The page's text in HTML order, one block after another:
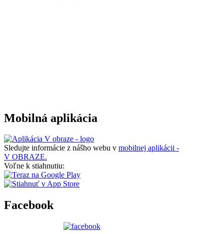
Mobilná aplikácia
Sledujte informácie z nášho webu v mobilnej aplikácii -
V OBRAZE.
Voľne k stiahnutiu:
Facebook